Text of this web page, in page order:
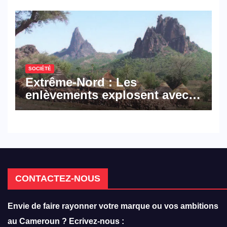
hôtellerie-restauration
SOCIÉTÉ
Extrême-Nord : Les
enlèvements explosent avec
308 victimes en trois mois
CONTACTEZ-NOUS
Envie de faire rayonner votre marque ou vos ambitions
au Cameroun ? Ecrivez-nous :